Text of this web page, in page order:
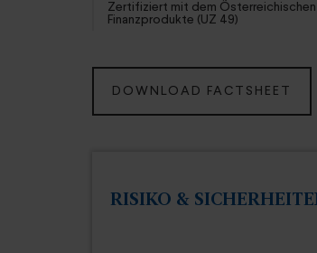
Zertifiziert mit dem
Finanzprodukte (UZ 49)
DOWNLOAD FACTSHEET
RISIKO &